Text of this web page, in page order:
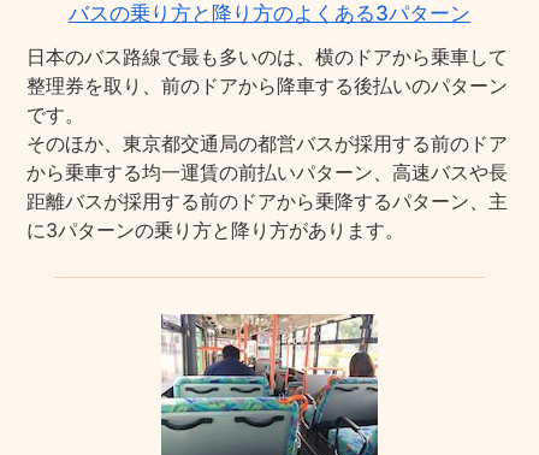
バスの乗り方と降り方のよくある3パターン
日本のバス路線で最も多いのは、横のドアから乗車して
整理券を取り、前のドアから降車する後払いのパターン
です。
そのほか、東京都交通局の都営バスが採用する前のドア
から乗車する均一運賃の前払いパターン、高速バスや長
距離バスが採用する前のドアから乗降するパターン、主
に3パターンの乗り方と降り方があります。